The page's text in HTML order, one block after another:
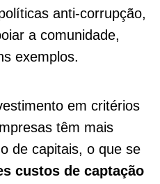
anti-corrupção,
a comunidade,
exemplos.
em critérios
têm mais
de capitais, o que se
custos de captação